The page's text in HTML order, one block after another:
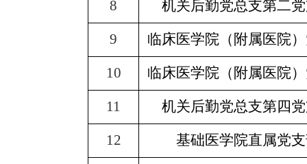
8 机关后勤党总支第二
9 临床医学院（附属医院
10 临床医学院（附属医院
11 机关后勤党总支第四
12 基础医学院直属党